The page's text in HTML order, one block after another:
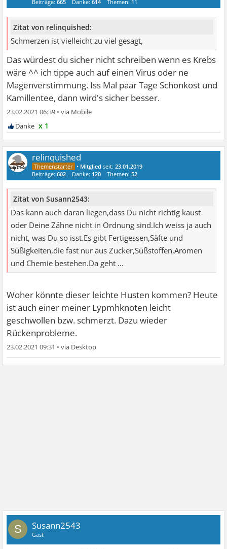
Beiträge:665 Danke:614 Themen: 11
Zitat von relinquished:
Schmerzen ist vielleicht zu viel gesagt,
Das würdest du sicher nicht schreiben wenn es Krebs
wäre ^^ ich tippe auch auf einen Virus oder ne
Magenverstimmung. Iss Mal paar Tage Schonkost und
Kamillentee, dann wird's sicher besser.
23.02.2021 06:39 •
x 1
relinquished
• Mitglied seit:23.01.2019
Beiträge:602 Danke: 120 Themen:52
Zitat von Susann2543:
Das kann auch daran liegen,dass Du nicht richtig kaust
oder Deine Zähne nicht in Ordnung sind.Ich weiss ja auch
nicht, was Du so isst.Es gibt Fertigessen,Säfte und
Süßigkeiten,die fast nur aus Zucker,Süßstoffen,Aromen
und Chemie bestehen.Da geht ...
Woher könnte dieser leichte Husten kommen? Heute
ist auch einer meiner Lypmhknoten leicht
geschwollen bzw. schmerzt. Dazu wieder
Rückenprobleme.
23.02.2021 09:31 •
S Susann2543
Gast